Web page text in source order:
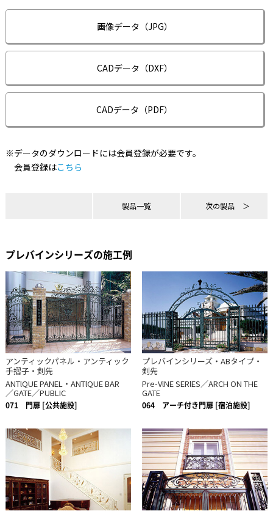
画像データ（JPG）
CADデータ（DXF）
CADデータ（PDF）
※データのダウンロードには会員登録が必要です。
会員登録はこちら
製品一覧 次の製品
プレバインシリーズの施工例
アンティックパネル・アンティック
手摺子・剣先
ANTlQUE PANEL・ANTlQUE BAR
／GATE／PUBLIC
071 門扉 [公共施設]
プレバインシリーズ・ABタイプ・
剣先
Pre-VlNE SERlES／ARCH ON THE
GATE
064 アーチ付き門扉 [宿泊施設]